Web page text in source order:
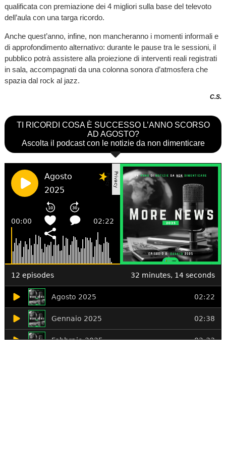
qualificata con premiazione dei 4 migliori sulla base del televoto
dell’aula con una targa ricordo.
Anche quest’anno, infine, non mancheranno i momenti informali e
di approfondimento alternativo: durante le pause tra le sessioni, il
pubblico potrà assistere alla proiezione di interventi reali registrati
in sala, accompagnati da una colonna sonora d’atmosfera che
spazia dal rock al jazz.
C.S.
TI RICORDI COSA È SUCCESSO L’ANNO SCORSO
AD AGOSTO?
Ascolta il podcast con le notizie da non dimenticare